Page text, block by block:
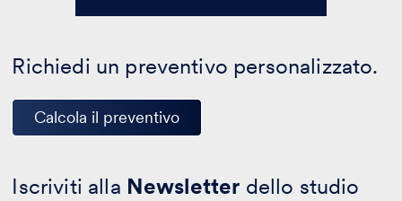
Richiedi un preventivo personalizzato.
Calcola il preventivo
Iscriviti alla Newsletter dello studio